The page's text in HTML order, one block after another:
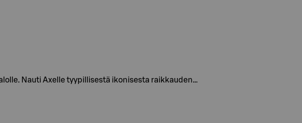
Nauti Axelle tyypillisestä ikonisesta raikkauden…